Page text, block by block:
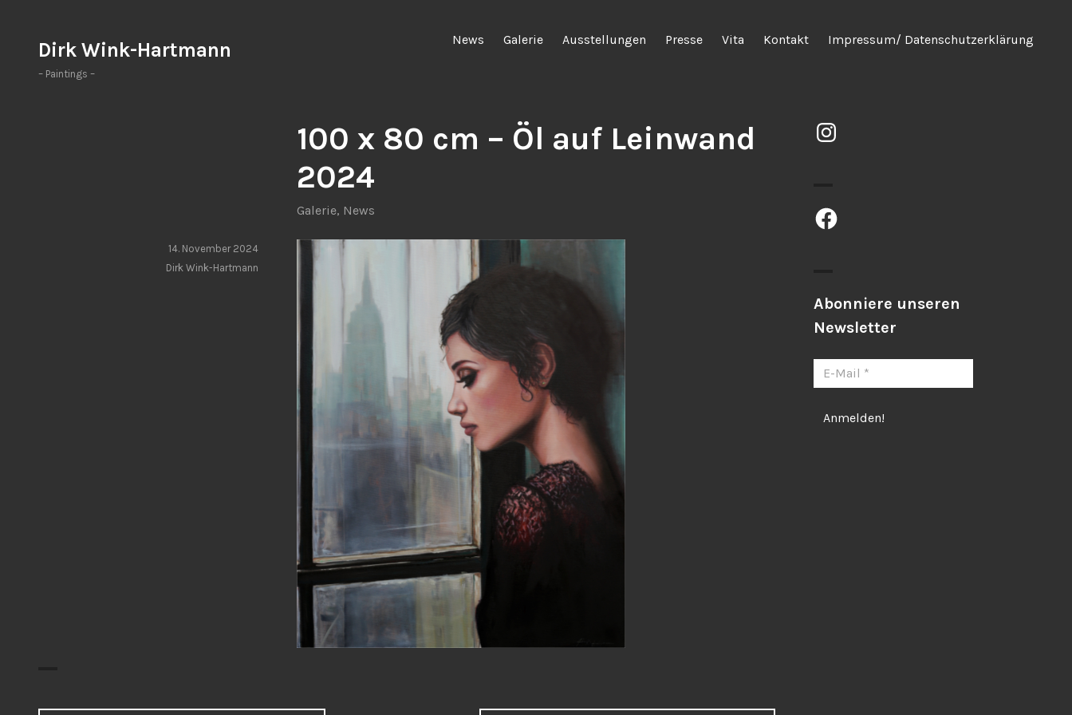
springen
Dirk Wink-Hartmann
– Paintings –
News Galerie Ausstellungen Presse Vita Kontakt Impressum/ Datenschutzerklärung
100 x 80 cm – Öl auf Leinwand
2024
Galerie, News
14. November 2024
Dirk Wink-Hartmann
Instagram
Facebook
Abonniere unseren
Newsletter